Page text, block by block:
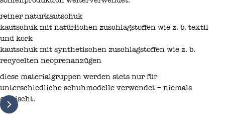
reiner naturkautschuk
kautschuk mit natürlichen zuschlagstoffen wie z. b. textil
und kork
kautschuk mit synthetischen zuschlagstoffen wie z. b.
recycelten neoprenanzügen
diese materialgruppen werden stets nur für
unterschiedliche schuhmodelle verwendet – niemals
gemischt.